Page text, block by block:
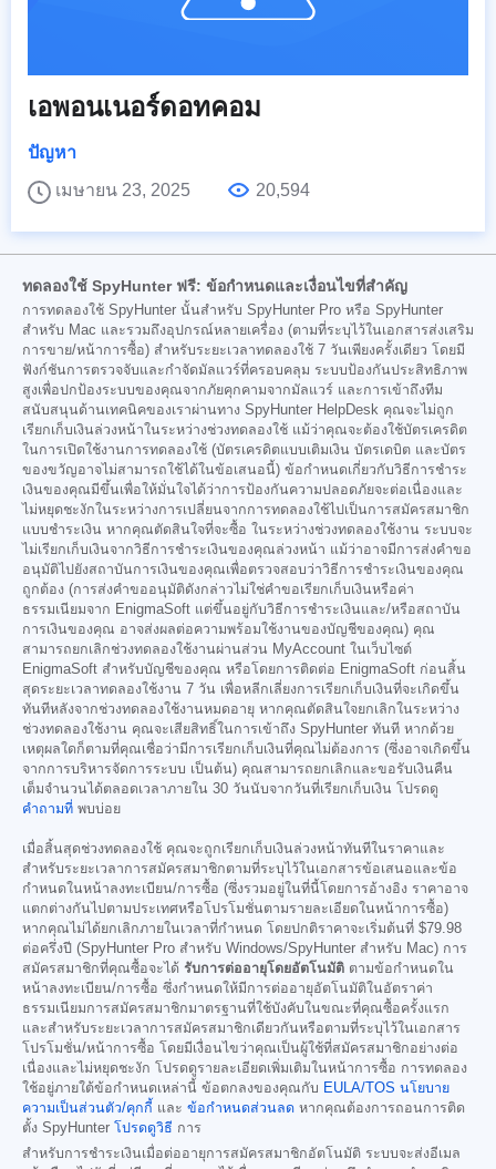
เอพอนเนอร์ดอทคอม
ปัญหา
เมษายน 23, 2025
20,594
ทดลองใช้ SpyHunter ฟรี: ข้อกำหนดและเงื่อนไขที่สำคัญ
การทดลองใช้ SpyHunter นั้นสำหรับ SpyHunter Pro หรือ SpyHunter
สำหรับ Mac และรวมถึงอุปกรณ์หลายเครื่อง (ตามที่ระบุไว้ในเอกสารส่งเสริม
การขาย/หน้าการซื้อ) สำหรับระยะเวลาทดลองใช้ 7 วันเพียงครั้งเดียว โดยมี
ฟังก์ชันการตรวจจับและกำจัดมัลแวร์ที่ครอบคลุม ระบบป้องกันประสิทธิภาพ
สูงเพื่อปกป้องระบบของคุณจากภัยคุกคามจากมัลแวร์ และการเข้าถึงทีม
สนับสนุนด้านเทคนิคของเราผ่านทาง SpyHunter HelpDesk คุณจะไม่ถูก
เรียกเก็บเงินล่วงหน้าในระหว่างช่วงทดลองใช้ แม้ว่าคุณจะต้องใช้บัตรเครดิต
ในการเปิดใช้งานการทดลองใช้ (บัตรเครดิตแบบเติมเงิน บัตรเดบิต และบัตร
ของขวัญอาจไม่สามารถใช้ได้ในข้อเสนอนี้) ข้อกำหนดเกี่ยวกับวิธีการชำระ
เงินของคุณมีขึ้นเพื่อให้มั่นใจได้ว่าการป้องกันความปลอดภัยจะต่อเนื่องและ
ไม่หยุดชะงักในระหว่างการเปลี่ยนจากการทดลองใช้ไปเป็นการสมัครสมาชิก
แบบชำระเงิน หากคุณตัดสินใจที่จะซื้อ ในระหว่างช่วงทดลองใช้งาน ระบบจะ
ไม่เรียกเก็บเงินจากวิธีการชำระเงินของคุณล่วงหน้า แม้ว่าอาจมีการส่งคำขอ
อนุมัติไปยังสถาบันการเงินของคุณเพื่อตรวจสอบว่าวิธีการชำระเงินของคุณ
ถูกต้อง (การส่งคำขออนุมัติดังกล่าวไม่ใช่คำขอเรียกเก็บเงินหรือค่า
ธรรมเนียมจาก EnigmaSoft แต่ขึ้นอยู่กับวิธีการชำระเงินและ/หรือสถาบัน
การเงินของคุณ อาจส่งผลต่อความพร้อมใช้งานของบัญชีของคุณ) คุณ
สามารถยกเลิกช่วงทดลองใช้งานผ่านส่วน MyAccount ในเว็บไซต์
EnigmaSoft สำหรับบัญชีของคุณ หรือโดยการติดต่อ EnigmaSoft ก่อนสิ้น
สุดระยะเวลาทดลองใช้งาน 7 วัน เพื่อหลีกเลี่ยงการเรียกเก็บเงินที่จะเกิดขึ้น
ทันทีหลังจากช่วงทดลองใช้งานหมดอายุ หากคุณตัดสินใจยกเลิกในระหว่าง
ช่วงทดลองใช้งาน คุณจะเสียสิทธิ์ในการเข้าถึง SpyHunter ทันที หากด้วย
เหตุผลใดก็ตามที่คุณเชื่อว่ามีการเรียกเก็บเงินที่คุณไม่ต้องการ (ซึ่งอาจเกิดขึ้น
จากการบริหารจัดการระบบ เป็นต้น) คุณสามารถยกเลิกและขอรับเงินคืน
เต็มจำนวนได้ตลอดเวลาภายใน 30 วันนับจากวันที่เรียกเก็บเงิน โปรดดู
คำถามที่ พบบ่อย
เมื่อสิ้นสุดช่วงทดลองใช้ คุณจะถูกเรียกเก็บเงินล่วงหน้าทันทีในราคาและ
สำหรับระยะเวลาการสมัครสมาชิกตามที่ระบุไว้ในเอกสารข้อเสนอและข้อ
กำหนดในหน้าลงทะเบียน/การซื้อ (ซึ่งรวมอยู่ในที่นี้โดยการอ้างอิง ราคาอาจ
แตกต่างกันไปตามประเทศหรือโปรโมชั่นตามรายละเอียดในหน้าการซื้อ)
หากคุณไม่ได้ยกเลิกภายในเวลาที่กำหนด โดยปกติราคาจะเริ่มต้นที่ $79.98
ต่อครึ่งปี (SpyHunter Pro สำหรับ Windows/SpyHunter สำหรับ Mac) การ
สมัครสมาชิกที่คุณซื้อจะได้ รับการต่ออายุโดยอัตโนมัติ ตามข้อกำหนดใน
หน้าลงทะเบียน/การซื้อ ซึ่งกำหนดให้มีการต่ออายุอัตโนมัติในอัตราค่า
ธรรมเนียมการสมัครสมาชิกมาตรฐานที่ใช้บังคับในขณะที่คุณซื้อครั้งแรก
และสำหรับระยะเวลาการสมัครสมาชิกเดียวกันหรือตามที่ระบุไว้ในเอกสาร
โปรโมชั่น/หน้าการซื้อ โดยมีเงื่อนไขว่าคุณเป็นผู้ใช้ที่สมัครสมาชิกอย่างต่อ
เนื่องและไม่หยุดชะงัก โปรดดูรายละเอียดเพิ่มเติมในหน้าการซื้อ การทดลอง
ใช้อยู่ภายใต้ข้อกำหนดเหล่านี้ ข้อตกลงของคุณกับ EULA/TOS นโยบาย
ความเป็นส่วนตัว/คุกกี้ และ ข้อกำหนดส่วนลด หากคุณต้องการถอนการติด
ตั้ง SpyHunter โปรดดูวิธี การ
สำหรับการชำระเงินเมื่อต่ออายุการสมัครสมาชิกอัตโนมัติ ระบบจะส่งอีเมล